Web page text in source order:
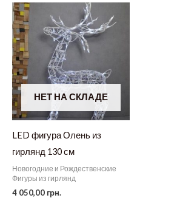
НЕТ НА СКЛАДЕ
LED фигура Олень из
гирлянд 130 см
Новогодние и Рождественские
Фигуры из гирлянд
4 050,00 грн.